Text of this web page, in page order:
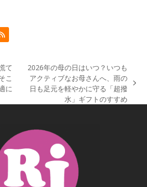
RSS
て
こ
に
next
2026年の母の日はいつ？いつも
アクティブなお母さんへ、雨の
日も足元を軽やかに守る「超撥
水」ギフトのすすめ